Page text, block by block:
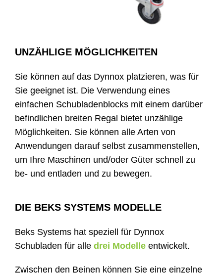
UNZÄHLIGE MÖGLICHKEITEN
Sie können auf das Dynnox platzieren, was für
Sie geeignet ist. Die Verwendung eines
einfachen Schubladenblocks mit einem darüber
befindlichen breiten Regal bietet unzählige
Möglichkeiten. Sie können alle Arten von
Anwendungen darauf selbst zusammenstellen,
um Ihre Maschinen und/oder Güter schnell zu
be- und entladen und zu bewegen.
DIE BEKS SYSTEMS MODELLE
Beks Systems hat speziell für Dynnox
Schubladen für alle drei Modelleentwickelt.
Zwischen den Beinen können Sie eine einzelne